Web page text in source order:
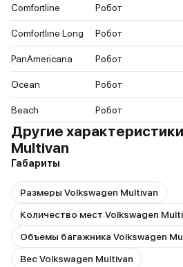
Comfortline Робот
Comfortline Long Робот
PanAmericana Робот
Ocean Робот
Beach Робот
Другие
Multivan
Габариты
Размеры Volkswagen Multivan
Количество мест Volkswagen
Объемы багажника Volkswagen
Вес Volkswagen Multivan